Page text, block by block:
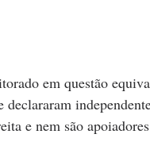
em questão
declararam
e nem são